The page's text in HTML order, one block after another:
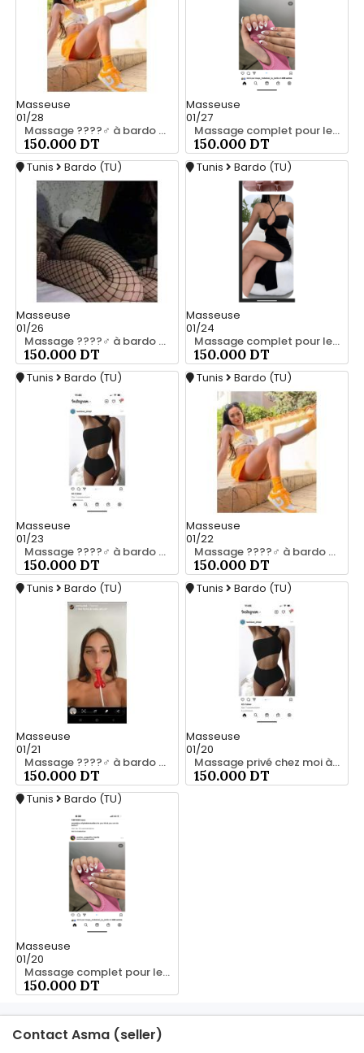
Masseuse
01/28
Massage ????‍♂️ à bardo srd 20466285
150.000 DT
Masseuse
01/27
Massage complet pour les hommes srd à bardo 55066248
150.000 DT
Tunis Bardo (TU)
Masseuse
01/26
Massage ????‍♂️ à bardo srd chez moi 20466285
150.000 DT
Tunis Bardo (TU)
Masseuse
01/24
Massage complet pour les hommes srd a bardo 55066248
150.000 DT
Tunis Bardo (TU)
Masseuse
01/23
Massage ????‍♂️ à bardo srd 55066248
150.000 DT
Tunis Bardo (TU)
Masseuse
01/22
Massage ????‍♂️ à bardo srd 20466285
150.000 DT
Tunis Bardo (TU)
Masseuse
01/21
Massage ????‍♂️ à bardo srd 55066248
150.000 DT
Tunis Bardo (TU)
Masseuse
01/20
Massage privé chez moi à bardo55066248
150.000 DT
Tunis Bardo (TU)
Masseuse
01/20
Massage complet pour les hommes srd 20466285
150.000 DT
Contact Asma (seller)